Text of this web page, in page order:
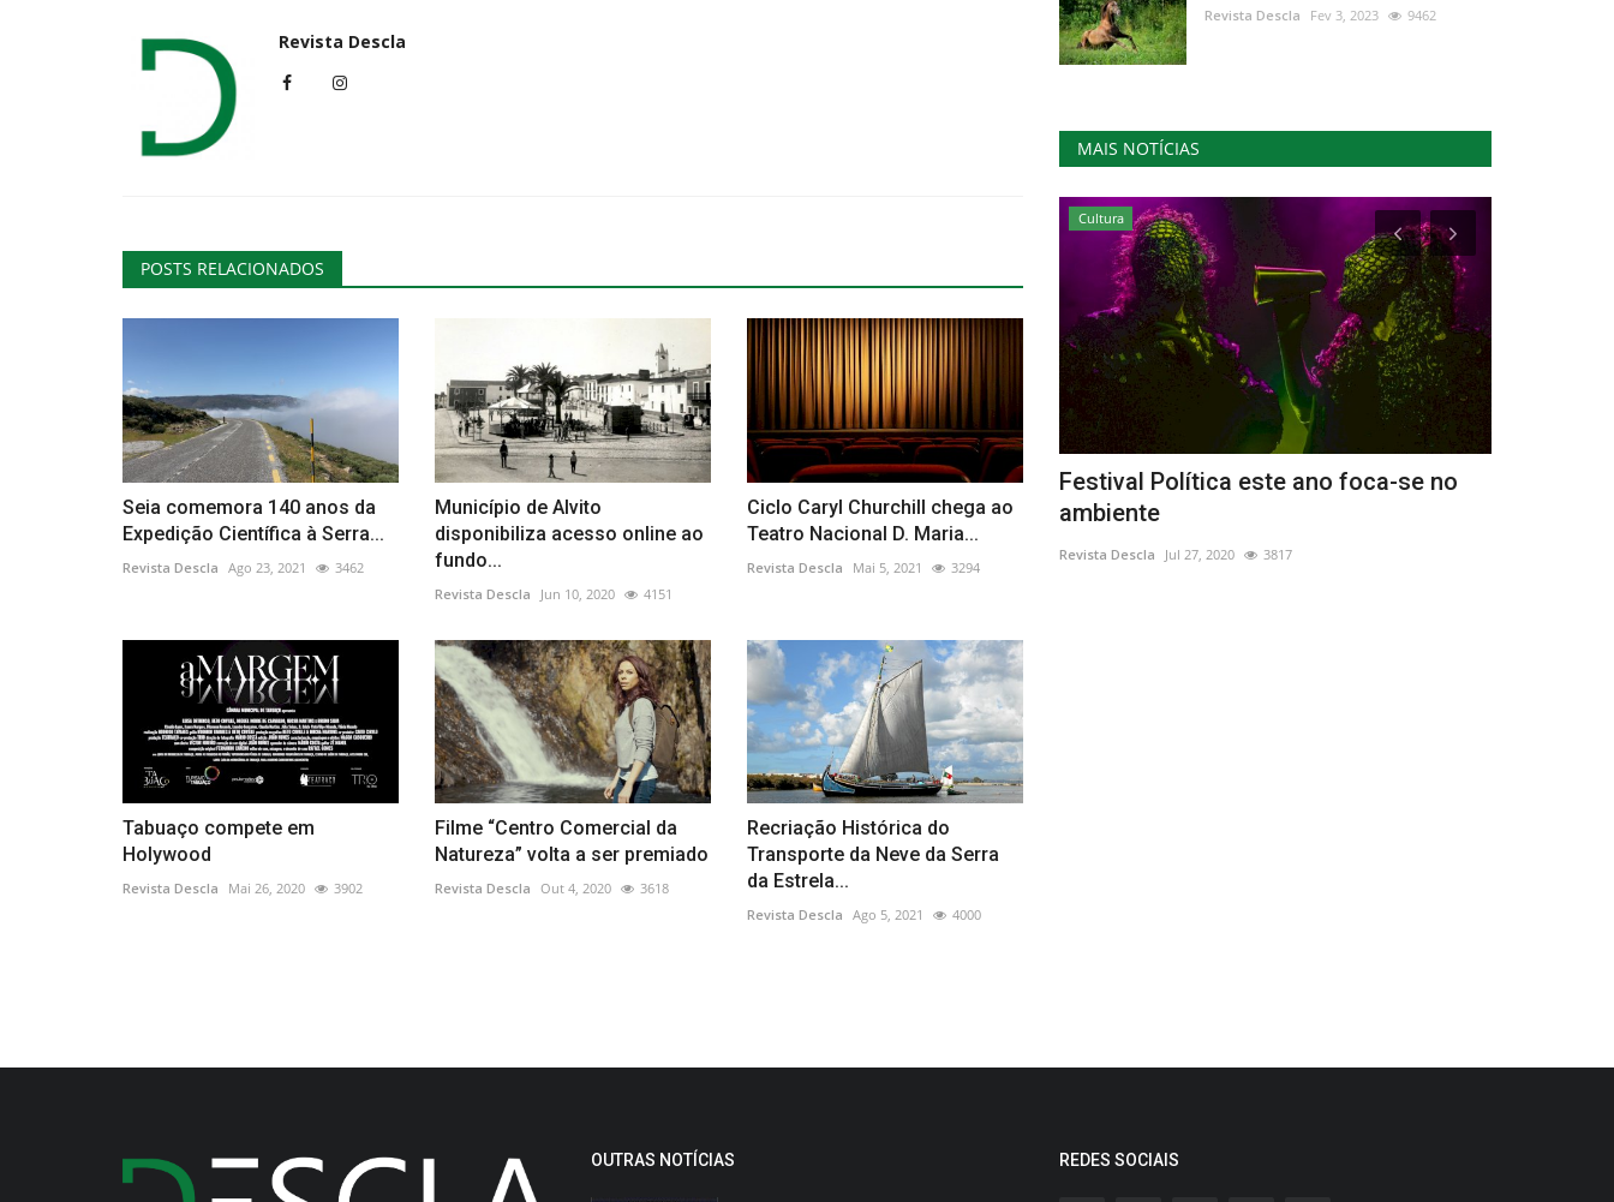
Revista Descla
POSTS RELACIONADOS
Seia comemora 140 anos da
Expedição Científica à Serra...
Revista Descla Ago 23, 2021 3462
Município de Alvito
disponibiliza acesso online ao
fundo...
Revista Descla Jun 10, 2020 4151
Ciclo Caryl Churchill chega ao
Teatro Nacional D. Maria...
Revista Descla Mai 5, 2021 3294
Tabuaço compete em
Holywood
Revista Descla Mai 26, 2020 3902
Filme “Centro Comercial da
Natureza” volta a ser premiado
Revista Descla Out 4, 2020 3618
Recriação Histórica do
Transporte da Neve da Serra
da Estrela...
Revista Descla Ago 5, 2021 4000
Revista Descla Fev 3, 2023 9462
MAIS NOTÍCIAS
“Cordofones”: exposição revela
instrumentos tradicionais
Azeméis Jazz & Blues Estreia em
Cultura
Festival Política este ano foca-se no
ambiente
Revista Descla Jul 27, 2020 3817
OUTRAS NOTÍCIAS REDES SOCIAIS